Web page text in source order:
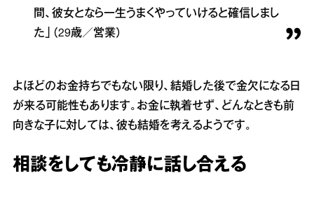
間、彼女となら一生うまくやっていけると確信しまし
た」（29歳／営業）
よほどのお金持ちでもない限り、結婚した後で金欠になる日
が来る可能性もあります。お金に執着せず、どんなときも前
向きな子に対しては、彼も結婚を考えるようです。
相談をしても冷静に話し合える